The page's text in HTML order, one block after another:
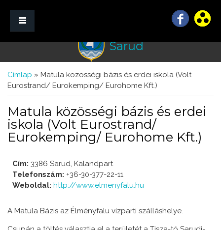
Sarud
Jelenlegi hely
Címlap » Matula közösségi bázis és erdei iskola (Volt
Eurostrand/ Eurokemping/ Eurohome Kft.)
Matula közösségi bázis és erdei
iskola (Volt Eurostrand/
Eurokemping/ Eurohome Kft.)
Cím: 3386 Sarud, Kalandpart
Telefonszám: +36-30-377-22-11
Weboldal: http://www.elmenyfalu.hu
A Matula Bázis az Élményfalu vízparti szálláshelye.